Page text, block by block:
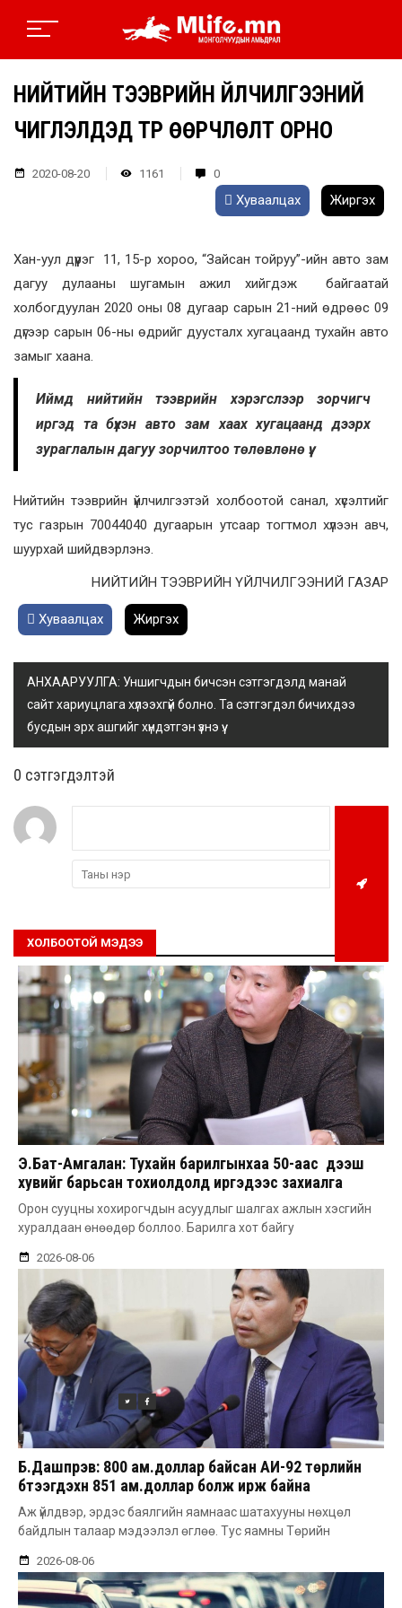
НИЙТИЙН ТЭЭВРИЙН ҮЙЛЧИЛГЭЭНИЙ
ЧИГЛЭЛҮҮДЭД ТҮР ӨӨРЧЛӨЛТ ОРНО
2020-08-20 1161 0
Хуваалцах Жиргэх
Хан-уул дүүрэг 11, 15-р хороо, “Зайсан тойруу”-ийн авто зам
дагуу дулааны шугамын ажил хийгдэж байгаатай
холбогдуулан 2020 оны 08 дугаар сарын 21-ний өдрөөс 09
дүгээр сарын 06-ны өдрийг дуусталх хугацаанд тухайн авто
замыг хаана.
Иймд нийтийн тээврийн хэрэгслээр зорчигч
иргэд та бүхэн авто зам хаах хугацаанд дээрх
зураглалын дагуу зорчилтоо төлөвлөнө үү.
Нийтийн тээврийн үйлчилгээтэй холбоотой санал, хүсэлтийг
тус газрын 70044040 дугаарын утсаар тогтмол хүлээн авч,
шуурхай шийдвэрлэнэ.
НИЙТИЙН ТЭЭВРИЙН ҮЙЛЧИЛГЭЭНИЙ ГАЗАР
Хуваалцах Жиргэх
АНХААРУУЛГА: Уншигчдын бичсэн сэтгэгдэлд манай
сайт хариуцлага хүлээхгүй болно. Та сэтгэгдэл бичихдээ
бусдын эрх ашгийг хүндэтгэн үзнэ үү.
0 cэтгэгдэлтэй
ХОЛБООТОЙ МЭДЭЭ
Э.Бат-Амгалан: Тухайн барилгынхаа 50-аас дээш
хувийг барьсан тохиолдолд иргэдээс захиалга
авдаг болгоно
Орон сууцны хохирогчдын асуудлыг шалгах ажлын хэсгийн
хуралдаан өнөөдөр боллоо. Барилга хот байгу
2026-08-06
Б.Дашпүрэв: 800 ам.доллар байсан АИ-92 төрлийн
бүтээгдэхүүн 851 ам.доллар болж ирж байна
Аж үйлдвэр, эрдэс баялгийн яамнаас шатахууны нөхцөл
байдлын талаар мэдээлэл өглөө. Тус яамны Төрийн
2026-08-06